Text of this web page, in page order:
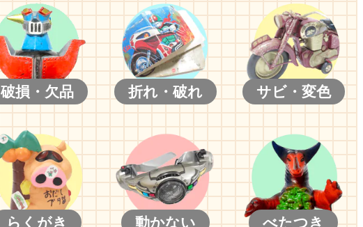
破損・欠品 折れ・破れ サビ・変色
らくがき 動かない べたつき